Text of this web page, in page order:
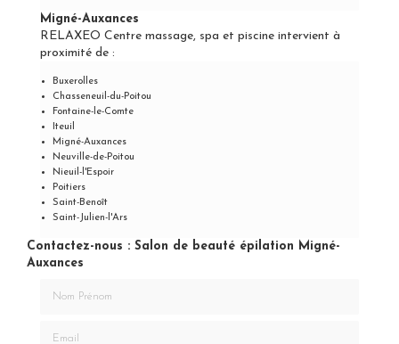
Migné-Auxances
RELAXEO Centre massage, spa et piscine intervient à
proximité de :
Buxerolles
Chasseneuil-du-Poitou
Fontaine-le-Comte
Iteuil
Migné-Auxances
Neuville-de-Poitou
Nieuil-l'Espoir
Poitiers
Saint-Benoît
Saint-Julien-l'Ars
Contactez-nous : Salon de beauté épilation Migné-
Auxances